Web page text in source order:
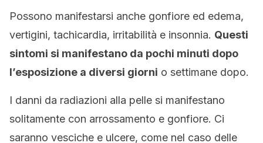
Possono manifestarsi anche gonfiore ed edema,
vertigini, tachicardia, irritabilità e insonnia. Questi
sintomi si manifestano da pochi minuti dopo
l’esposizione a diversi giorni o settimane dopo.
I danni da radiazioni alla pelle si manifestano
solitamente con arrossamento e gonfiore. Ci
saranno vesciche e ulcere, come nel caso delle